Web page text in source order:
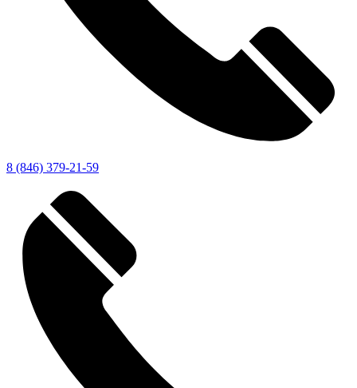
8 (846) 379-21-59